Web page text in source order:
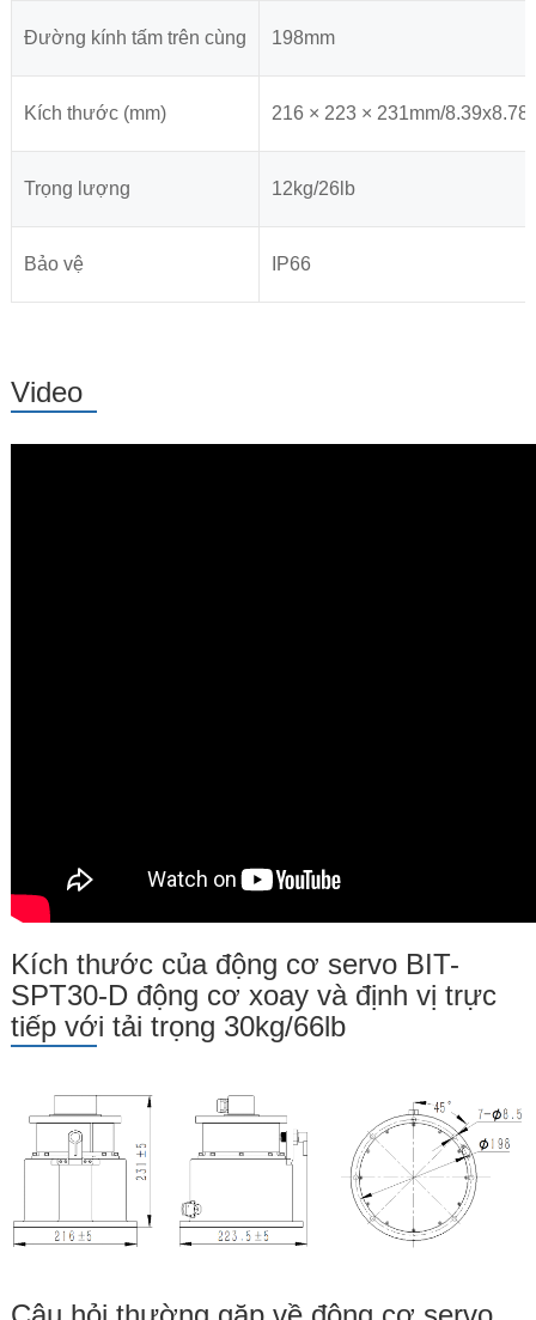
Đường kính tấm trên cùng 198mm
Kích thước (mm) 216 × 223 × 231mm/
Trọng lượng 12kg/26lb
Bảo vệ IP66
Video
Kích thước của động cơ servo BIT-
SPT30-D động cơ xoay và định vị trực
tiếp với tải trọng 30kg/66lb